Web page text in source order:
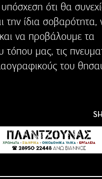
υπόσχεση ότι θα
την ίδια σοβαρότητα,
να προβάλουμε τα
μας, τις
του